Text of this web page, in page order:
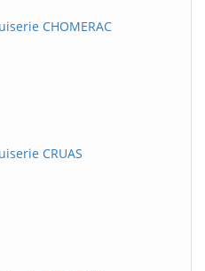
CHOMERAC
CRUAS